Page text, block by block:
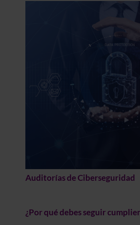
Auditorías de Ciberseguridad
¿Por qué debes seguir